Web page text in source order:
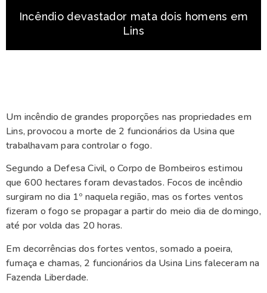
Incêndio devastador mata dois homens em
Lins
Um incêndio de grandes proporções nas propriedades em
Lins, provocou a morte de 2 funcionários da Usina que
trabalhavam para controlar o fogo.
Segundo a Defesa Civil, o Corpo de Bombeiros estimou
que 600 hectares foram devastados. Focos de incêndio
surgiram no dia 1º naquela região, mas os fortes ventos
fizeram o fogo se propagar a partir do meio dia de domingo,
até por volda das 20 horas.
Em decorrências dos fortes ventos, somado a poeira,
fumaça e chamas, 2 funcionários da Usina Lins faleceram na
Fazenda Liberdade.